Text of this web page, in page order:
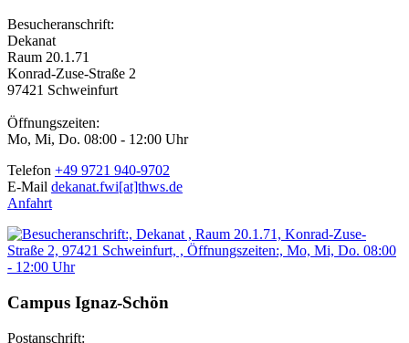
Besucheranschrift:
Dekanat
Raum 20.1.71
Konrad-Zuse-Straße 2
97421 Schweinfurt
Öffnungszeiten:
Mo, Mi, Do. 08:00 - 12:00 Uhr
Telefon +49 9721 940-9702
E-Mail dekanat.fwi[at]thws.de
Anfahrt
Campus Ignaz-Schön
Postanschrift: